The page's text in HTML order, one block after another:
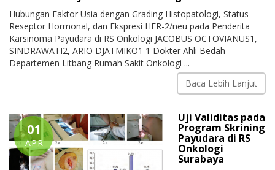
Hubungan Faktor Usia dengan Grading Histopatologi, Status
Reseptor Hormonal, dan Ekspresi HER-2/neu pada Penderita
Karsinoma Payudara di RS Onkologi JACOBUS OCTOVIANUS1,
SINDRAWATI2, ARIO DJATMIKO1 1 Dokter Ahli Bedah
Departemen Litbang Rumah Sakit Onkologi ...
Baca Lebih Lanjut
01
APR
Uji Validitas pada
Program Skrining
Payudara di RS
Onkologi
Surabaya